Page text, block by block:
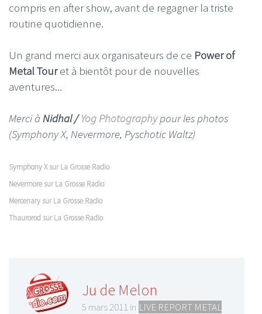
compris en after show, avant de regagner la triste
routine quotidienne.
Un grand merci aux organisateurs de ce Power of
Metal Touret à bientôt pour de nouvelles
aventures...
Merci à Nidhal /Yog Photographypour les photos
(Symphony X, Nevermore, Pyschotic Waltz)
Symphony X sur La Grosse Radio
Nevermore sur La Grosse Radio
Mercenary sur La Grosse Radio
Thaurorod sur La Grosse Radio
Ju de Melon
5 mars 2011 in LIVE REPORT METAL